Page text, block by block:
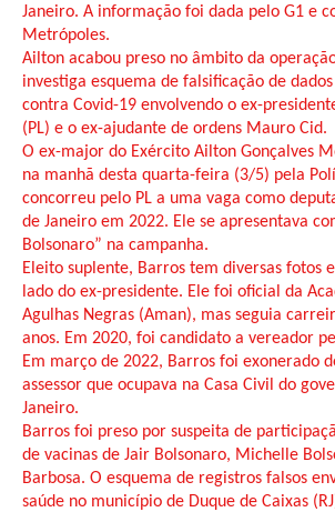
Janeiro. A informação foi dada pelo G1 e
Metrópoles.
Ailton acabou preso no âmbito da
investiga esquema de falsificação de
contra Covid-19 envolvendo o ex-
(PL) e o ex-ajudante de ordens Mauro Cid.
O ex-major do Exército Ailton Gonçalves
na manhã desta quarta-feira (3/5) pela
concorreu pelo PL a uma vaga como
de Janeiro em 2022. Ele se apresentava
Bolsonaro” na campanha.
Eleito suplente, Barros tem diversas fotos
lado do ex-presidente. Ele foi oficial da
Agulhas Negras (Aman), mas seguia
anos. Em 2020, foi candidato a vereador
Em março de 2022, Barros foi exonerado
assessor que ocupava na Casa Civil do
Janeiro.
Barros foi preso por suspeita de
de vacinas de Jair Bolsonaro, Michelle
Barbosa. O esquema de registros falsos
saúde no município de Duque de Caixas